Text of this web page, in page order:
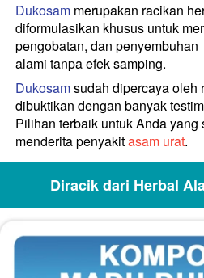
Dukosam merupakan racikan
diformulasikan khusus untuk
pengobatan, dan penyembuhan
alami tanpa efek samping.
Dukosam sudah dipercaya oleh
dibuktikan dengan banyak
Pilihan terbaik untuk Anda yang
menderita penyakit asam urat.
Diracik dari Herbal